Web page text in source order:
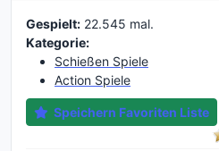
Gespielt: 22.545 mal.
Kategorie:
Schießen Spiele
Action Spiele
Speichern Favoriten Liste